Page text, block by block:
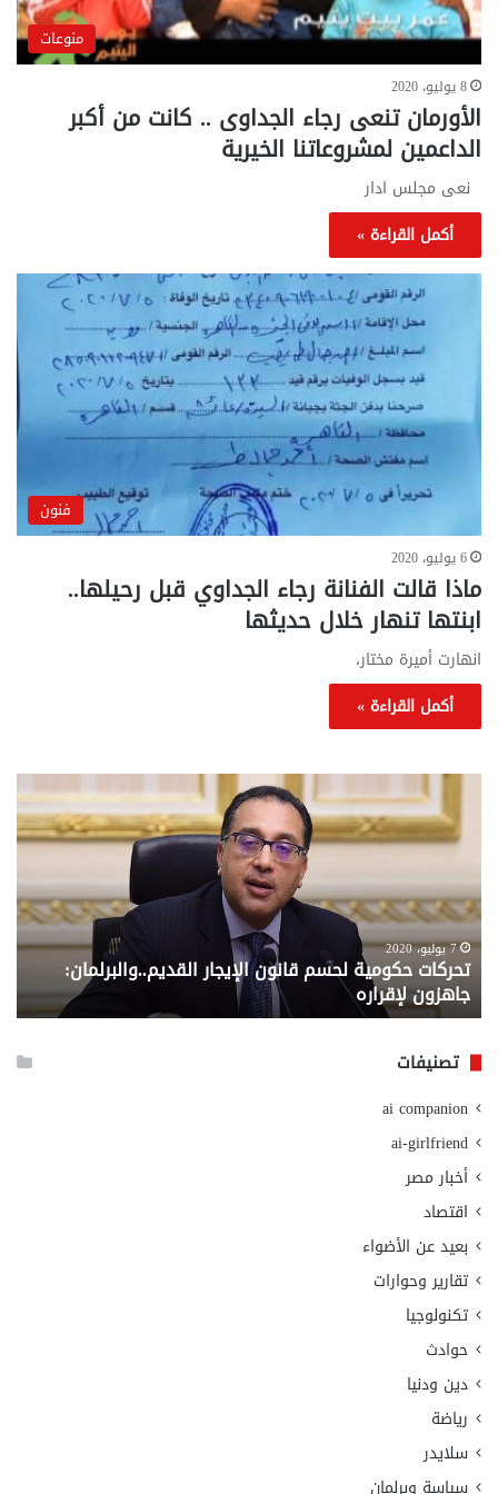
منوعات
8 يوليو، 2020
الأورمان تنعى رجاء الجداوى .. كانت من أكبر
الداعمين لمشروعاتنا الخيرية
نعى مجلس ادار
أكمل القراءة »
فنون
6 يوليو، 2020
ماذا قالت الفنانة رجاء الجداوي قبل رحيلها..
ابنتها تنهار خلال حديثها
انهارت أميرة مختار،
أكمل القراءة »
تحركات
حكومية
لحسم
قانون
القديم..والبرلمان:
جاهزون
لإقراره
7 يوليو، 2020
تحركات حكومية لحسم قانون الإيجار القديم..والبرلمان:
جاهزون لإقراره
..
من
تصنيفات
ai companion
ai-girlfriend
أخبار مصر
اقتصاد
بعيد عن الأضواء
تقارير وحوارات
تكنولوجيا
حوادث
دين ودنيا
رياضة
سلايدر
سياسة وبرلمان